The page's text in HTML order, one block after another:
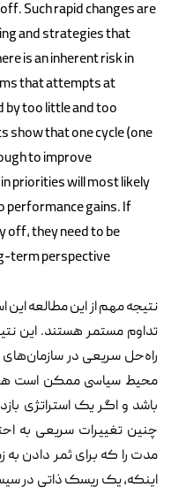
Such rapid changes are
and strategies that
is an inherent risk in
that attempts at
by too little and too
show that one cycle (one
to improve
priorities will most likely
performance gains. If
off, they need to be
term perspective
نتیجه مهم از این مطالعه
تداوم مستمر هستند. این
راه‌حل سریعی در
محیط سیاسی ممکن است هر
باشد و اگر یک استراتژی
چنین تغییرات سریعی به
مدت را که برای ثمر دادن به
اینکه، یک ریسک ذاتی در